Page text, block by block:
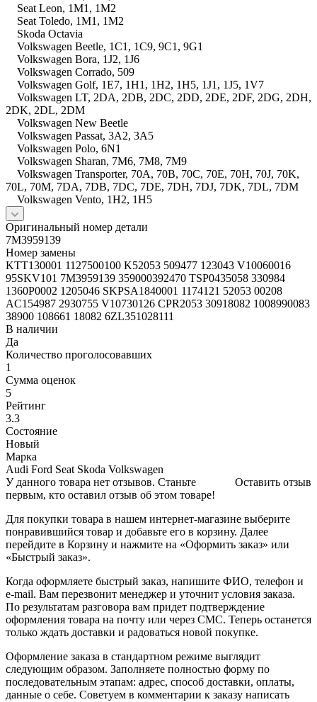
Seat Leon, 1M1, 1M2
Seat Toledo, 1M1, 1M2
Skoda Octavia
Volkswagen Beetle, 1C1, 1C9, 9C1, 9G1
Volkswagen Bora, 1J2, 1J6
Volkswagen Corrado, 509
Volkswagen Golf, 1E7, 1H1, 1H2, 1H5, 1J1, 1J5, 1V7
Volkswagen LT, 2DA, 2DB, 2DC, 2DD, 2DE, 2DF, 2DG, 2DH,
2DK, 2DL, 2DM
Volkswagen New Beetle
Volkswagen Passat, 3A2, 3A5
Volkswagen Polo, 6N1
Volkswagen Sharan, 7M6, 7M8, 7M9
Volkswagen Transporter, 70A, 70B, 70C, 70E, 70H, 70J, 70K,
70L, 70M, 7DA, 7DB, 7DC, 7DE, 7DH, 7DJ, 7DK, 7DL, 7DM
Volkswagen Vento, 1H2, 1H5
Оригинальный номер детали
7M3959139
Номер замены
KTT130001 1127500100 K52053 509477 123043 V10060016
95SKV101 7M3959139 359000392470 TSP0435058 330984
1360P0002 1205046 SKPSA1840001 1174121 52053 00208
AC154987 2930755 V10730126 CPR2053 30918082 1008990083
38900 108661 18082 6ZL351028111
В наличии
Да
Количество проголосовавших
1
Сумма оценок
5
Рейтинг
3.3
Состояние
Новый
Марка
Audi Ford Seat Skoda Volkswagen
Оставить отзыв
У данного товара нет отзывов. Станьте
первым, кто оставил отзыв об этом товаре!
Для покупки товара в нашем интернет-магазине выберите
понравившийся товар и добавьте его в корзину. Далее
перейдите в Корзину и нажмите на «Оформить заказ» или
«Быстрый заказ».
Когда оформляете быстрый заказ, напишите ФИО, телефон и
e-mail. Вам перезвонит менеджер и уточнит условия заказа.
По результатам разговора вам придет подтверждение
оформления товара на почту или через СМС. Теперь останется
только ждать доставки и радоваться новой покупке.
Оформление заказа в стандартном режиме выглядит
следующим образом. Заполняете полностью форму по
последовательным этапам: адрес, способ доставки, оплаты,
данные о себе. Советуем в комментарии к заказу написать